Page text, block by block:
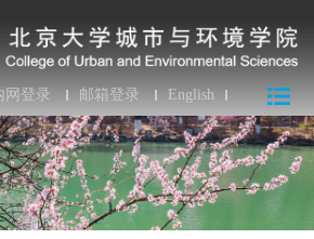
网登录 邮箱登录 English